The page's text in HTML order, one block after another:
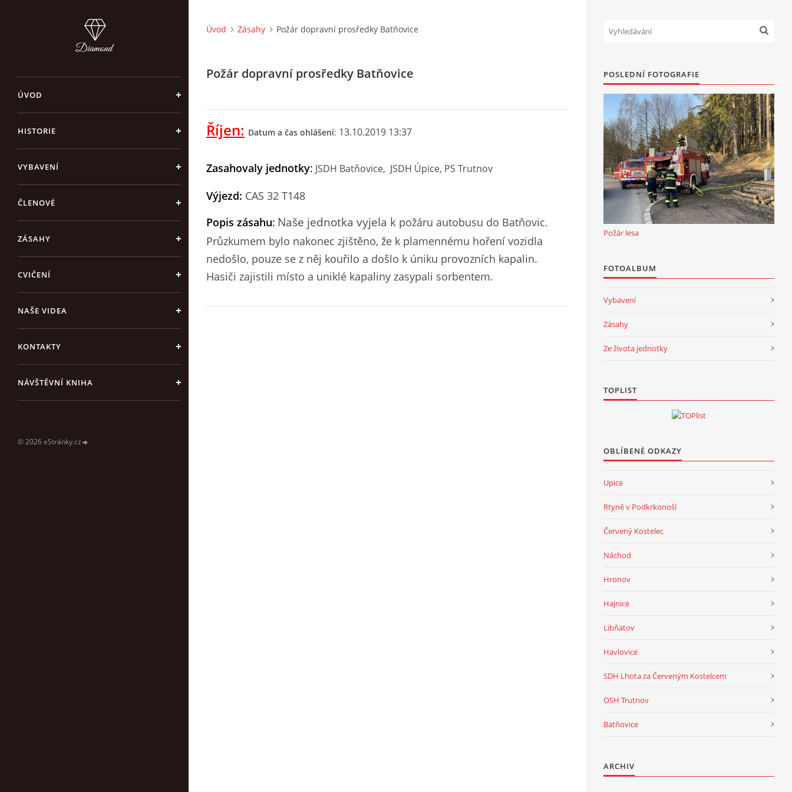
ÚVOD
HISTORIE
VYBAVENÍ
ČLENOVÉ
ZÁSAHY
CVIČENÍ
NAŠE VIDEA
KONTAKTY
NÁVŠTĚVNÍ KNIHA
© 2026 eStránky.cz
Úvod Zásahy Požár dopravní prosředky Batňovice
Požár dopravní prosředky Batňovice
Říjen: Datum a čas ohlášení: 13.10.2019 13:37
Zasahovaly jednotky: JSDH Batňovice, JSDH Úpice, PS Trutnov
Výjezd: CAS 32 T148
Popis zásahu: Naše jednotka vyjela k požáru autobusu do Batňovic.
Průzkumem bylo nakonec zjištěno, že k plamennému hoření vozidla
nedošlo, pouze se z něj kouřilo a došlo k úniku provozních kapalin.
Hasiči zajistili místo a uniklé kapaliny zasypali sorbentem.
POSLEDNÍ FOTOGRAFIE
Požár lesa
FOTOALBUM
Vybavení
Zásahy
Ze života jednotky
TOPLIST
OBLÍBENÉ ODKAZY
Upice
Rtyně v Podkrkonoší
Červený Kostelec
Náchod
Hronov
Hajnice
Libňatov
Havlovice
SDH Lhota za Červeným Kostelcem
OSH Trutnov
Batňovice
ARCHIV